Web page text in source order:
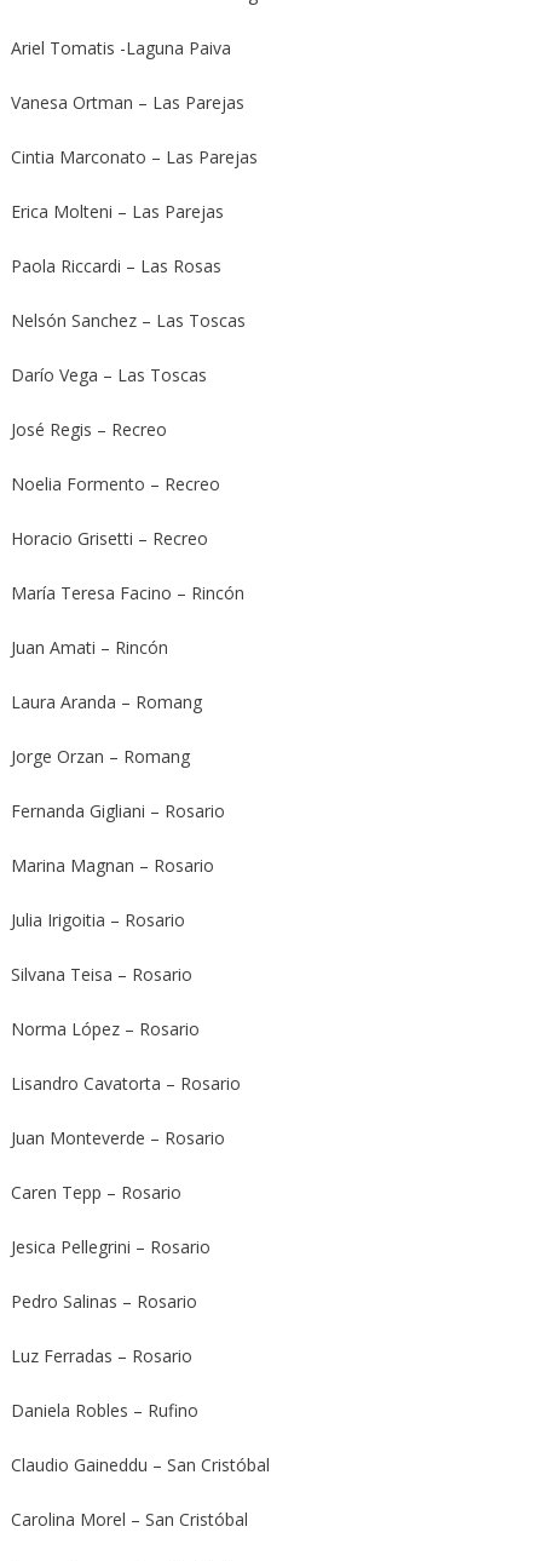
Ariel Tomatis -Laguna Paiva
Vanesa Ortman – Las Parejas
Cintia Marconato – Las Parejas
Erica Molteni – Las Parejas
Paola Riccardi – Las Rosas
Nelsón Sanchez – Las Toscas
Darío Vega – Las Toscas
José Regis – Recreo
Noelia Formento – Recreo
Horacio Grisetti – Recreo
María Teresa Facino – Rincón
Juan Amati – Rincón
Laura Aranda – Romang
Jorge Orzan – Romang
Fernanda Gigliani – Rosario
Marina Magnan – Rosario
Julia Irigoitia – Rosario
Silvana Teisa – Rosario
Norma López – Rosario
Lisandro Cavatorta – Rosario
Juan Monteverde – Rosario
Caren Tepp – Rosario
Jesica Pellegrini – Rosario
Pedro Salinas – Rosario
Luz Ferradas – Rosario
Daniela Robles – Rufino
Claudio Gaineddu – San Cristóbal
Carolina Morel – San Cristóbal